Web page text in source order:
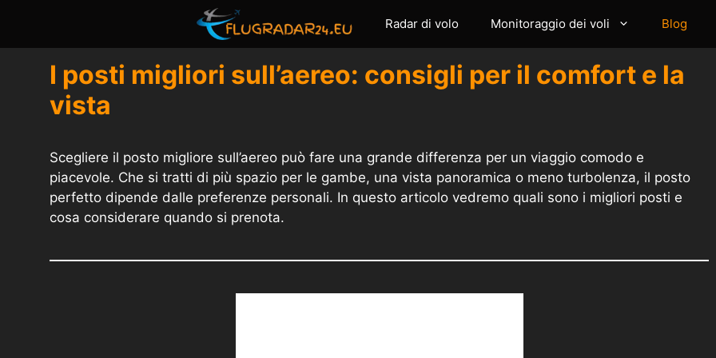
contenuto
Radar di volo Monitoraggio dei voli Blog
I posti migliori sull’aereo: consigli per il comfort e la
vista
Scegliere il posto migliore sull’aereo può fare una grande differenza per un viaggio comodo e
piacevole. Che si tratti di più spazio per le gambe, una vista panoramica o meno turbolenza, il posto
perfetto dipende dalle preferenze personali. In questo articolo vedremo quali sono i migliori posti e
cosa considerare quando si prenota.